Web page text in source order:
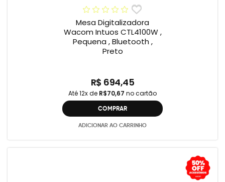
Mesa Digitalizadora
Wacom Intuos CTL4100W ,
Pequena , Bluetooth ,
Preto
R$ 694,45
Até 12x de R$70,67 no cartão
COMPRAR
ADICIONAR AO CARRINHO